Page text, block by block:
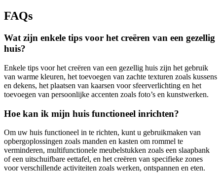
FAQs
Wat zijn enkele tips voor het creëren van een gezellig
huis?
Enkele tips voor het creëren van een gezellig huis zijn het gebruik
van warme kleuren, het toevoegen van zachte texturen zoals kussens
en dekens, het plaatsen van kaarsen voor sfeerverlichting en het
toevoegen van persoonlijke accenten zoals foto’s en kunstwerken.
Hoe kan ik mijn huis functioneel inrichten?
Om uw huis functioneel in te richten, kunt u gebruikmaken van
opbergoplossingen zoals manden en kasten om rommel te
verminderen, multifunctionele meubelstukken zoals een slaapbank
of een uitschuifbare eettafel, en het creëren van specifieke zones
voor verschillende activiteiten zoals werken, ontspannen en eten.